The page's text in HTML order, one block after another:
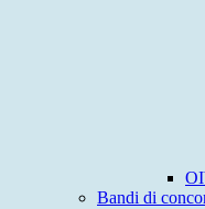
Bandi di